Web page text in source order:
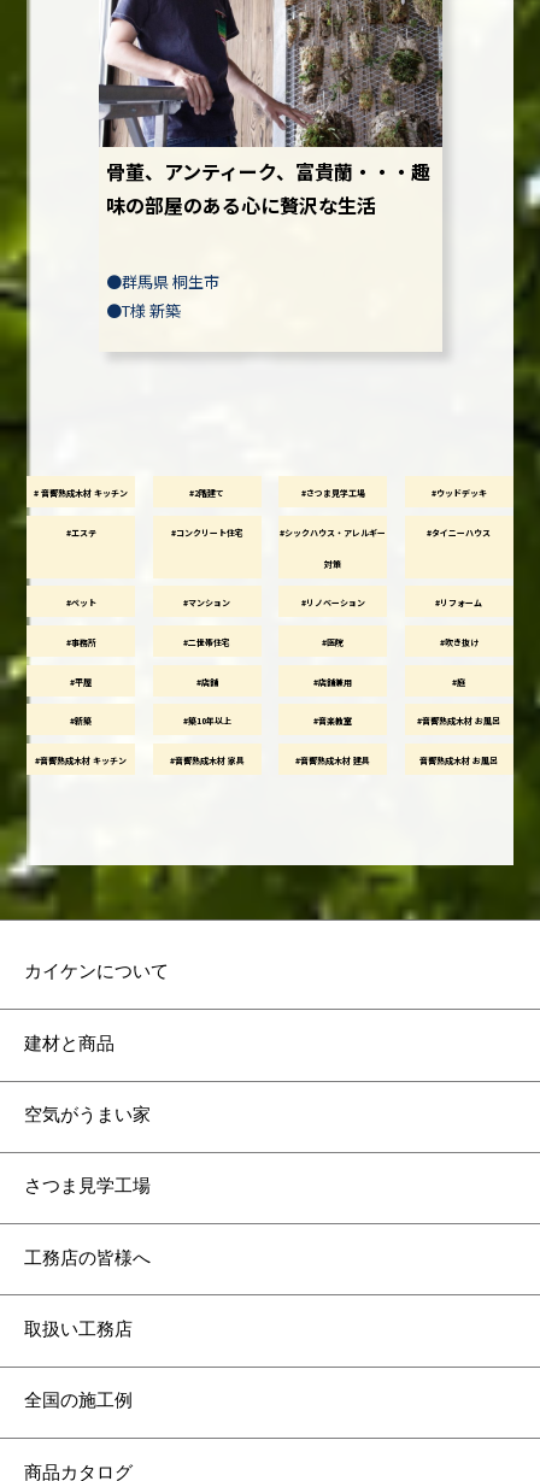
骨董、アンティーク、富貴蘭・・・趣
味の部屋のある心に贅沢な生活
●群馬県 桐生市
●T様新築
# 音響熟成木材 キッチン #2階建て #さつま見学工場 #ウッドデッキ
#エステ #コンクリート住宅 #シックハウス・アレルギー
対策
#タイニーハウス
#ペット #マンション #リノベーション #リフォーム
#事務所 #二世帯住宅 #医院 #吹き抜け
#平屋 #店舗 #店舗兼用 #庭
#新築 #築10年以上 #音楽教室 #音響熟成木材 お風呂
#音響熟成木材 キッチン #音響熟成木材 家具 #音響熟成木材 建具 音響熟成木材 お風呂
カイケンについて
建材と商品
空気がうまい家
さつま見学工場
工務店の皆様へ
取扱い工務店
全国の施工例
商品カタログ